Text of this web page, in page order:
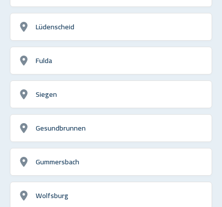
Lüdenscheid
Fulda
Siegen
Gesundbrunnen
Gummersbach
Wolfsburg